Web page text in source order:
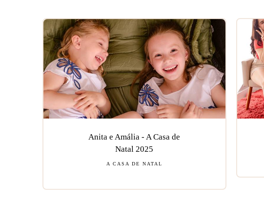
Anita e Amália - A Casa de
Natal 2025
A CASA DE NATAL